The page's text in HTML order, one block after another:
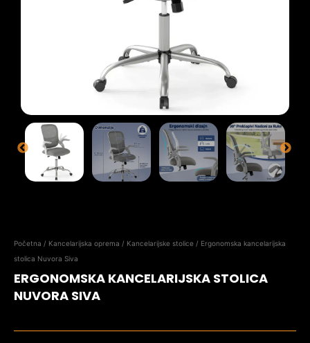
Početna / Kancelarijska oprema / Kancelarijske stolice / Ergonomska kancelarijska
stolica Nuvora Siva
ERGONOMSKA KANCELARIJSKA STOLICA
NUVORA SIVA